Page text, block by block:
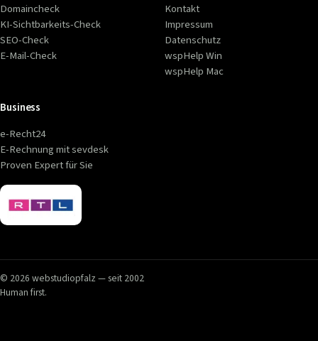
Domaincheck
KI-Sichtbarkeits-Check
SEO-Check
E-Mail-Check
Kontakt
Impressum
Datenschutz
wspHelp Win
wspHelp Mac
Business
e-Recht24
E-Rechnung mit sevdesk
Proven Expert für Sie
© 2026 webstudiopfalz — seit 2002
Human first.